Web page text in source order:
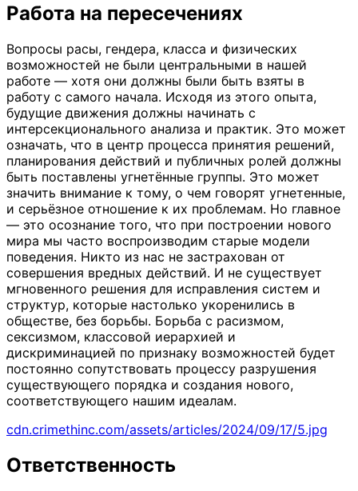
Работа на пересечениях
Вопросы расы, гендера, класса и физических
возможностей не были центральными в нашей
работе — хотя они должны были быть взяты в
работу с самого начала. Исходя из этого опыта,
будущие движения должны начинать с
интерсекционального анализа и практик. Это может
означать, что в центр процесса принятия решений,
планирования действий и публичных ролей должны
быть поставлены угнетённые группы. Это может
значить внимание к тому, о чем говорят угнетенные,
и серьёзное отношение к их проблемам. Но главное
— это осознание того, что при построении нового
мира мы часто воспроизводим старые модели
поведения. Никто из нас не застрахован от
совершения вредных действий. И не существует
мгновенного решения для исправления систем и
структур, которые настолько укоренились в
обществе, без борьбы. Борьба с расизмом,
сексизмом, классовой иерархией и
дискриминацией по признаку возможностей будет
постоянно сопутствовать процессу разрушения
существующего порядка и создания нового,
соответствующего нашим идеалам.
cdn.crimethinc.com/assets/articles/2024/09/17/5.jpg
Ответственность